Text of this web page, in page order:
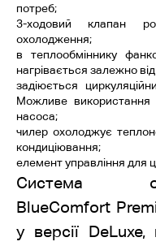
потреб;
3-ходовий клапан
охолодження;
в теплообміннику
нагрівається залежно
задіюється
Можливе використання
насоса;
чилер охолоджує
кондиціювання;
елемент управління для
Система
BlueComfort
у версії